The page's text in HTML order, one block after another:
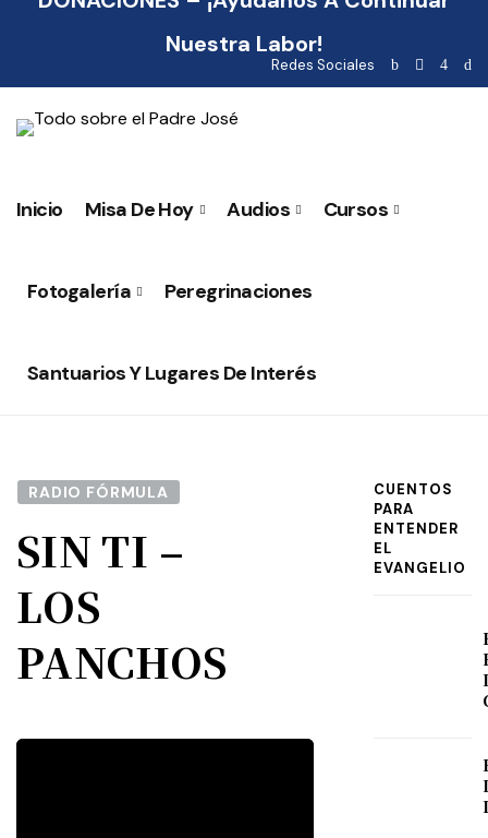
Nuestra Labor!
Redes Sociales
Inicio Misa De Hoy Audios Cursos
Fotogalería Peregrinaciones
Santuarios Y Lugares De Interés
RADIO FÓRMULA
SIN TI –
LOS
PANCHOS
CUENTOS
PARA
ENTENDER
EL
EVANGELIO